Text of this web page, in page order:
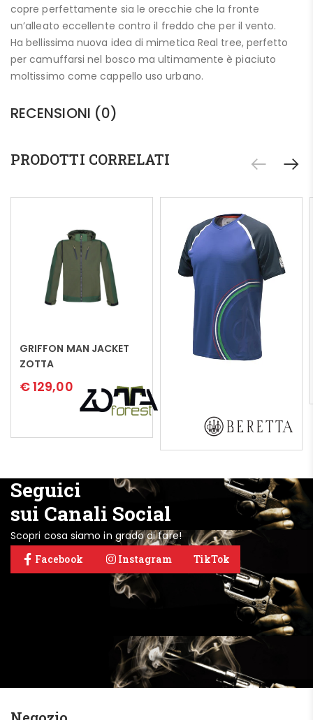
copre perfettamente sia le orecchie che la fronte
un’alleato eccellente contro il freddo che per il vento.
Ha bellissima nuova idea di mimetica Real tree, perfetto
per camuffarsi nel bosco ma ultimamente è piaciuto
moltissimo come cappello uso urbano.
RECENSIONI (0)
PRODOTTI CORRELATI
Leggi tutto
GRIFFON MAN JACKET
ZOTTA
€129,00
Seguici
sui Canali Social
Scopri cosa siamo in grado di fare!
Facebook Instagram TikTok